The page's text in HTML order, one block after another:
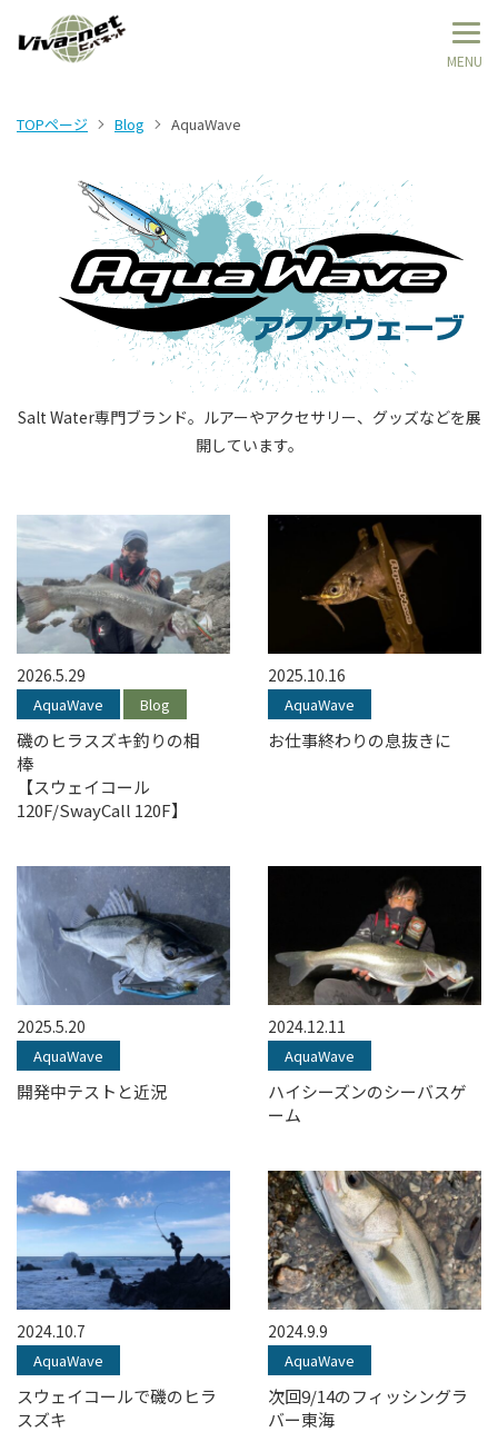
TOPページ Blog AquaWave
Salt Water専門ブランド。ルアーやアクセサリー、グッズなどを展
開しています。
2026.5.29
AquaWave Blog
磯のヒラスズキ釣りの相
棒
【スウェイコール
120F/SwayCall 120F】
2025.10.16
AquaWave
お仕事終わりの息抜きに
2025.5.20
AquaWave
開発中テストと近況
2024.12.11
AquaWave
ハイシーズンのシーバスゲ
ーム
2024.10.7
AquaWave
スウェイコールで磯のヒラ
スズキ
2024.9.9
AquaWave
次回9/14のフィッシングラ
バー東海